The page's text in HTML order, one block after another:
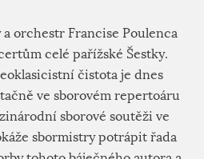
orchestr Francise Poulenca
celé pařížské Šestky.
čistota je dnes
ve sborovém repertoáru
sborové soutěži ve
sbormistry potrápit řada